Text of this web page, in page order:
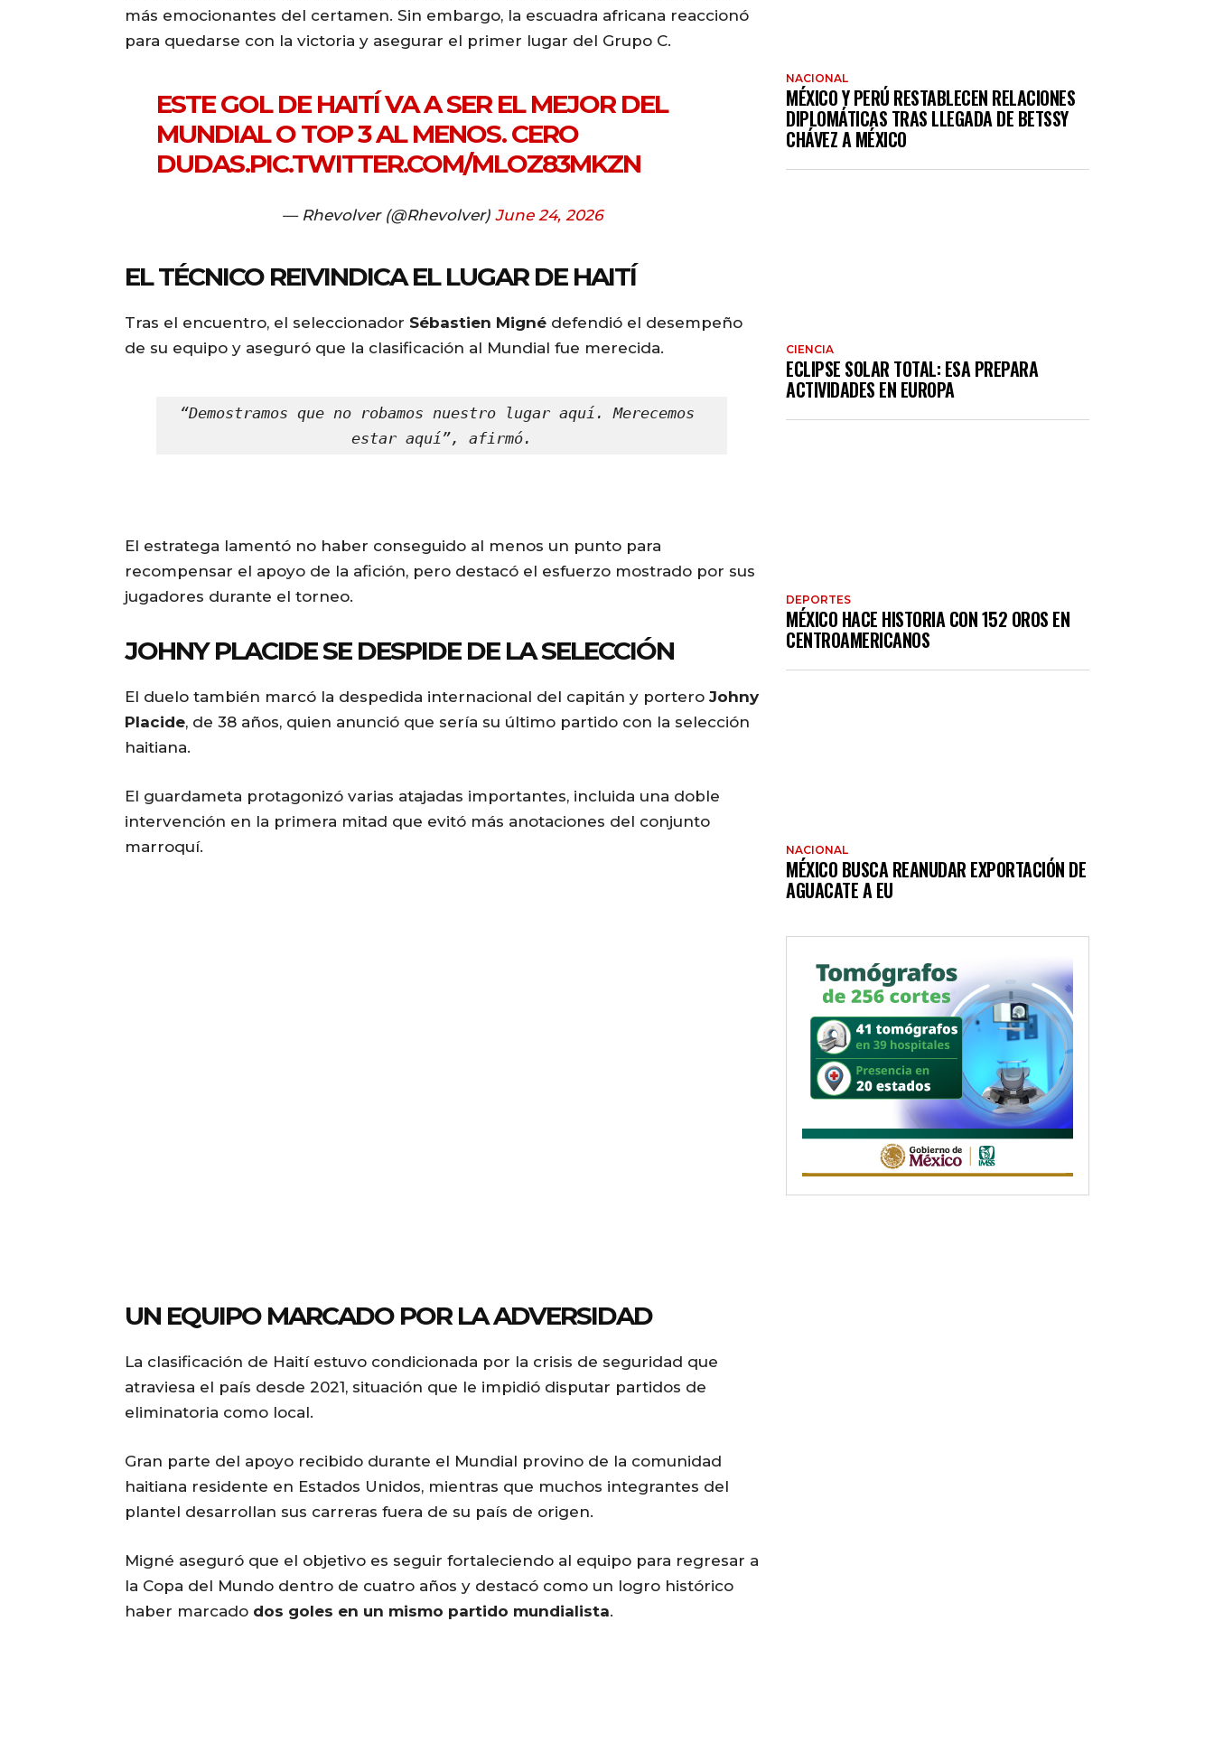
más emocionantes del certamen. Sin embargo, la escuadra africana reaccionó
para quedarse con la victoria y asegurar el primer lugar del Grupo C.
ESTE GOL DE HAITÍ VA A SER EL MEJOR DEL
MUNDIAL O TOP 3 AL MENOS. CERO
DUDAS.PIC.TWITTER.COM/MLOZ83MKZN
— Rhevolver (@Rhevolver) June 24, 2026
EL TÉCNICO REIVINDICA EL LUGAR DE HAITÍ
Tras el encuentro, el seleccionador Sébastien Migné defendió el desempeño
de su equipo y aseguró que la clasificación al Mundial fue merecida.
“Demostramos que no robamos nuestro lugar aquí. Merecemos
estar aquí”, afirmó.
El estratega lamentó no haber conseguido al menos un punto para
recompensar el apoyo de la afición, pero destacó el esfuerzo mostrado por sus
jugadores durante el torneo.
JOHNY PLACIDE SE DESPIDE DE LA SELECCIÓN
El duelo también marcó la despedida internacional del capitán y portero Johny
Placide, de 38 años, quien anunció que sería su último partido con la selección
haitiana.
El guardameta protagonizó varias atajadas importantes, incluida una doble
intervención en la primera mitad que evitó más anotaciones del conjunto
marroquí.
UN EQUIPO MARCADO POR LA ADVERSIDAD
La clasificación de Haití estuvo condicionada por la crisis de seguridad que
atraviesa el país desde 2021, situación que le impidió disputar partidos de
eliminatoria como local.
Gran parte del apoyo recibido durante el Mundial provino de la comunidad
haitiana residente en Estados Unidos, mientras que muchos integrantes del
plantel desarrollan sus carreras fuera de su país de origen.
Migné aseguró que el objetivo es seguir fortaleciendo al equipo para regresar a
la Copa del Mundo dentro de cuatro años y destacó como un logro histórico
haber marcado dos goles en un mismo partido mundialista.
NACIONAL
MÉXICO Y PERÚ RESTABLECEN RELACIONES
DIPLOMÁTICAS TRAS LLEGADA DE BETSSY
CHÁVEZ A MÉXICO
CIENCIA
ECLIPSE SOLAR TOTAL: ESA PREPARA
ACTIVIDADES EN EUROPA
DEPORTES
MÉXICO HACE HISTORIA CON 152 OROS EN
CENTROAMERICANOS
NACIONAL
MÉXICO BUSCA REANUDAR EXPORTACIÓN DE
AGUACATE A EU